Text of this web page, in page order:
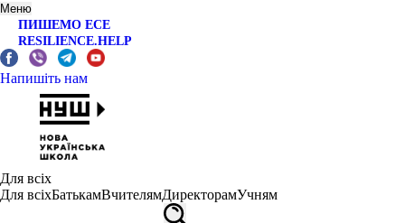
Меню
ПИШЕМО ЕСЕ
RESILIENCE.HELP
Напишіть нам
Для всіх
Для всіхБатькамВчителямДиректорамУчням